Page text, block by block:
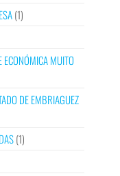
(1)
ECONÓMICA MUITO
DE EMBRIAGUEZ
(1)